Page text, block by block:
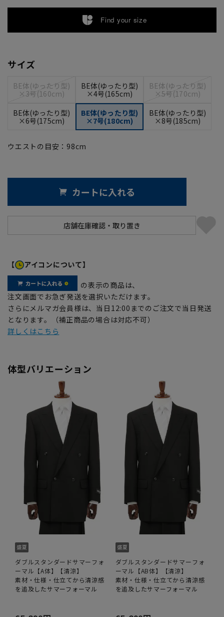
Find your size
サイズ
BE体(ゆったり型)
×3号(160cm)
BE体(ゆったり型)
×4号(165cm)
BE体(ゆったり型)
×5号(170cm)
BE体(ゆったり型)
×6号(175cm)
BE体(ゆったり型)
×7号(180cm)
BE体(ゆったり型)
×8号(185cm)
ウエストの目安： 98cm
カートに入れる
【 アイコンについて】
の表示の商品は、
注文画面でお急ぎ発送を選択いただけます。
さらにメルマガ会員様は、当日12:00までのご注文で当日発送
となります。（補正商品の場合は対応不可）
詳しくはこちら
体型バリエーション
ダブルスタンダードサマーフォ
ーマル【A体】【清涼】
素材・仕様・仕立てから清涼感
を追及したサマーフォーマル
ダブルスタンダードサマーフォ
ーマル【AB体】【清涼】
素材・仕様・仕立てから清涼感
を追及したサマーフォーマル